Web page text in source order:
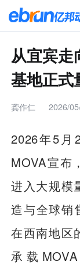
从宜宾走
基地正式
龚作仁 2026/
2026年5月
MOVA宣布
进入大规模
造与全球销
在西南地区
承载